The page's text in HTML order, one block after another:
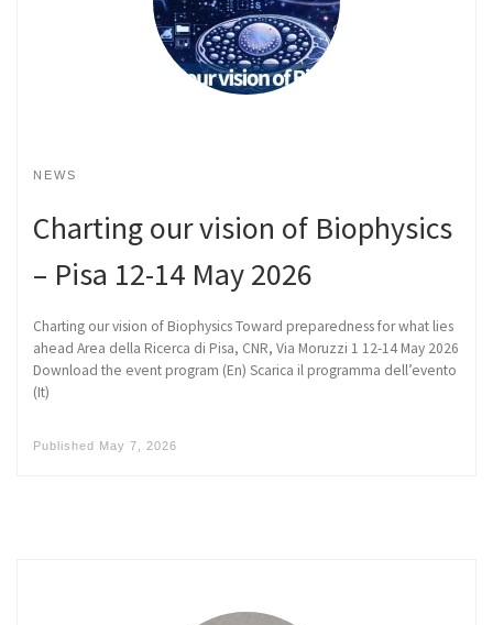
NEWS
Charting our vision of Biophysics
– Pisa 12-14 May 2026
Charting our vision of Biophysics Toward preparedness for what lies
ahead Area della Ricerca di Pisa, CNR, Via Moruzzi 1 12-14 May 2026
Download the event program (En) Scarica il programma dell’evento
(It)
Published May 7, 2026